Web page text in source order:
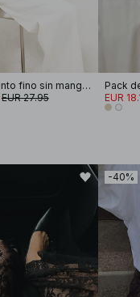
Top de punto fino sin mangas
EUR 27.95
EUR
-40%